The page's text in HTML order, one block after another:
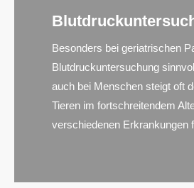
Besonders bei geriatrischen
Blutdruckuntersuchung
auch bei Menschen steigt oft
Tieren im fortschreitendem
verschiedenen Erkrankungen